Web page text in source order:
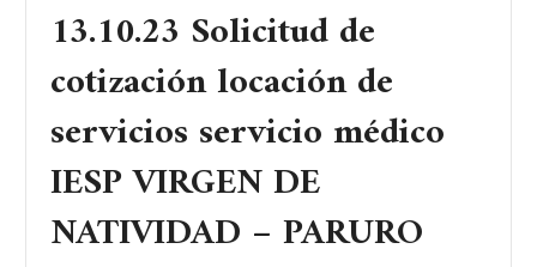
13.10.23 Solicitud de
cotización locación de
servicios servicio médico
IESP VIRGEN DE
NATIVIDAD – PARURO